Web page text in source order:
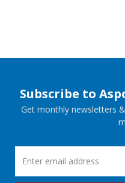
Subscribe to
Get monthly newsletters